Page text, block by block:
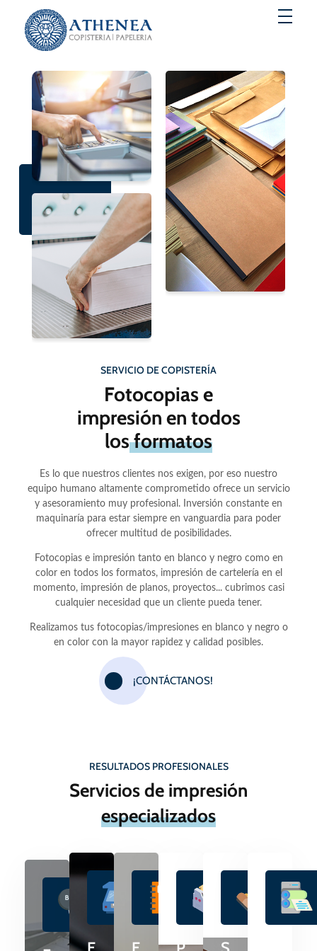
SERVICIO DE COPISTERÍA
Fotocopias e
impresión en todos
losformatos
Es lo que nuestros clientes nos exigen, por eso nuestro
equipo humano altamente comprometido ofrece un servicio
y asesoramiento muy profesional. Inversión constante en
maquinaría para estar siempre en vanguardia para poder
ofrecer multitud de posibilidades.
Fotocopias e impresión tanto en blanco y negro como en
color en todos los formatos, impresión de cartelería en el
momento, impresión de planos, proyectos... cubrimos casi
cualquier necesidad que un cliente pueda tener.
Realizamos tus fotocopias/impresiones en blanco y negro o
en color con la mayor rapidez y calidad posibles.
¡CONTÁCTANOS!
RESULTADOS PROFESIONALES
Servicios de impresión
especializados